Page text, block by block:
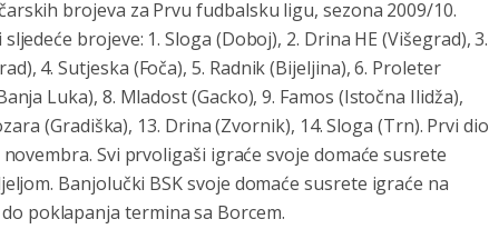
brojeva za Prvu fudbalsku ligu, sezona 2009/10.
brojeve: 1. Sloga (Doboj), 2. Drina HE (Višegrad), 3.
4. Sutjeska (Foča), 5. Radnik (Bijeljina), 6. Proleter
Luka), 8. Mladost (Gacko), 9. Famos (Istočna Ilidža),
(Gradiška), 13. Drina (Zvornik), 14. Sloga (Trn). Prvi dio
Svi prvoligaši igraće svoje domaće susrete
Banjolučki BSK svoje domaće susrete igraće na
poklapanja termina sa Borcem.